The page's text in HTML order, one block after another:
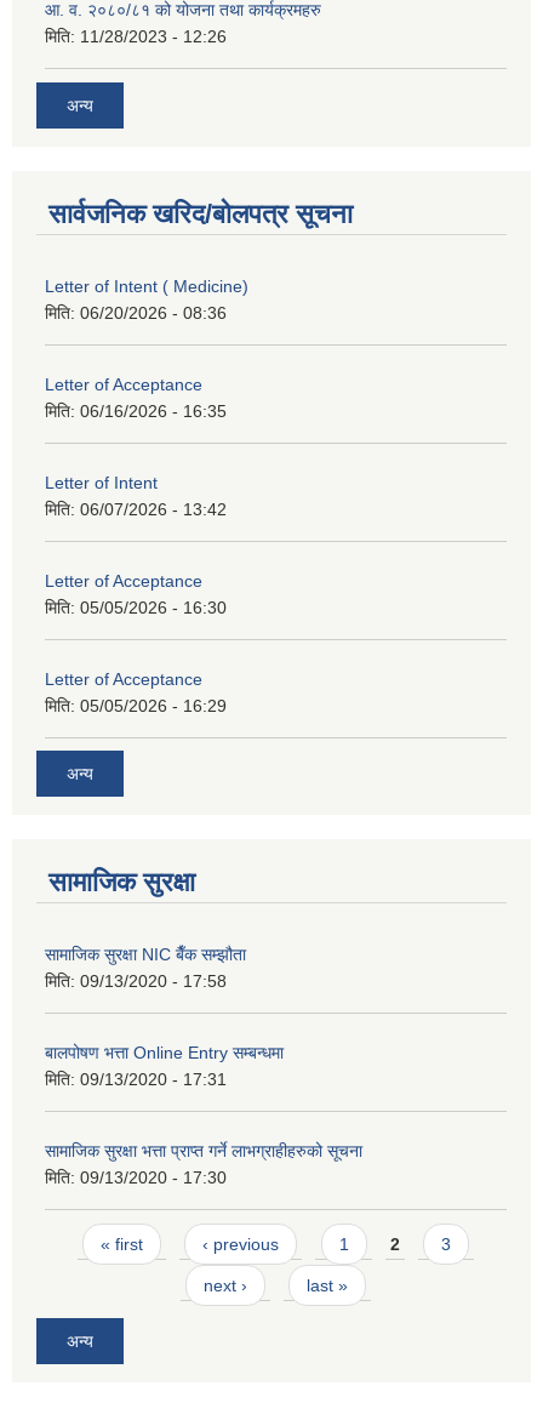
आ. व. २०८०/८१ को योजना तथा कार्यक्रमहरु
मिति: 11/28/2023 - 12:26
अन्य
सार्वजनिक खरिद/बोलपत्र सूचना
Letter of Intent ( Medicine)
मिति: 06/20/2026 - 08:36
Letter of Acceptance
मिति: 06/16/2026 - 16:35
Letter of Intent
मिति: 06/07/2026 - 13:42
Letter of Acceptance
मिति: 05/05/2026 - 16:30
Letter of Acceptance
मिति: 05/05/2026 - 16:29
अन्य
सामाजिक सुरक्षा
सामाजिक सुरक्षा NIC बैँक सम्झौता
मिति: 09/13/2020 - 17:58
बालपोषण भत्ता Online Entry सम्बन्धमा
मिति: 09/13/2020 - 17:31
सामाजिक सुरक्षा भत्ता प्राप्त गर्ने लाभग्राहीहरुको सूचना
मिति: 09/13/2020 - 17:30
Pages
« first ‹ previous 1 2 3
next › last »
अन्य